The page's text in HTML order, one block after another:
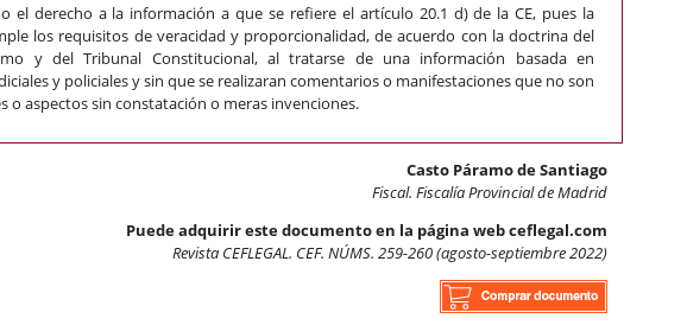
el derecho a la información a que se refiere el artículo 20.1 d) de la CE, pues la
los requisitos de veracidad y proporcionalidad, de acuerdo con la doctrina del
y del Tribunal Constitucional, al tratarse de una información basada en
y policiales y sin que se realizaran comentarios o manifestaciones que no son
o aspectos sin constatación o meras invenciones.
Casto Páramo de Santiago
Fiscal. Fiscalía Provincial de Madrid
Puede adquirir este documento en la página web ceflegal.com
Revista CEFLEGAL. CEF. NÚMS. 259-260 (agosto-septiembre 2022)